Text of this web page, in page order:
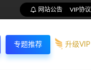
网站公告 VIP协议
专题推荐 升级VIP